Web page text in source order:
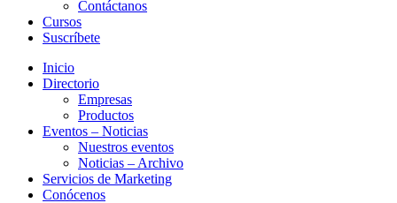
Contáctanos
Cursos
Suscríbete
Inicio
Directorio
Empresas
Productos
Eventos – Noticias
Nuestros eventos
Noticias – Archivo
Servicios de Marketing
Conócenos